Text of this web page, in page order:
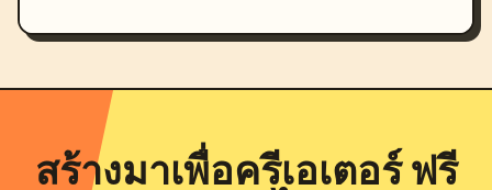
สร้างมาเพื่อครีเอเตอร์ ฟรี